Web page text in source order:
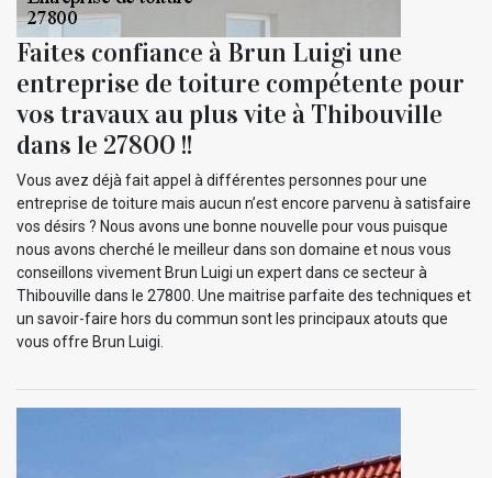
Faites confiance à Brun Luigi une
entreprise de toiture compétente pour
vos travaux au plus vite à Thibouville
dans le 27800 !!
Vous avez déjà fait appel à différentes personnes pour une
entreprise de toiture mais aucun n’est encore parvenu à satisfaire
vos désirs ? Nous avons une bonne nouvelle pour vous puisque
nous avons cherché le meilleur dans son domaine et nous vous
conseillons vivement Brun Luigi un expert dans ce secteur à
Thibouville dans le 27800. Une maitrise parfaite des techniques et
un savoir-faire hors du commun sont les principaux atouts que
vous offre Brun Luigi.